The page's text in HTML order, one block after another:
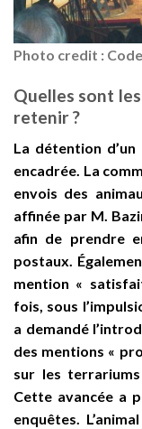
Photo credit :
Quelles sont
retenir ?
La détention
encadrée. La
envois des
affinée par M.
afin de prendre
postaux.
mention «
fois, sous
a demandé
des mentions «
sur les
Cette avancée a
enquêtes.